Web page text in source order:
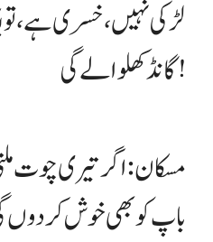
لڑکی نہیں، خسری ہے،
گانڈ کھلوا لے گی !
مسکان: اگر تیری چوت
باپ کو بھی خوش کر دوں